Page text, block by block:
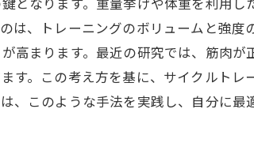
は、トレーニングのボリュームと強
高まります。最近の研究では、筋肉
す。この考え方を基に、サイクルト
、このような手法を実践し、自分に